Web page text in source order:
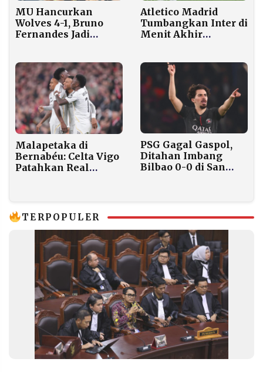
MU Hancurkan
Wolves 4-1, Bruno
Fernandes Jadi
Atletico Madrid
Tumbangkan Inter di
Menit Akhir
Colchoneros
Malapetaka di
Bernabéu: Celta Vigo
Patahkan Real
PSG Gagal Gaspol,
Ditahan Imbang
Bilbao 0-0 di San
TERPOPULER